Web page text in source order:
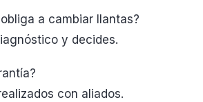
a cambiar llantas?
y decides.
con aliados.